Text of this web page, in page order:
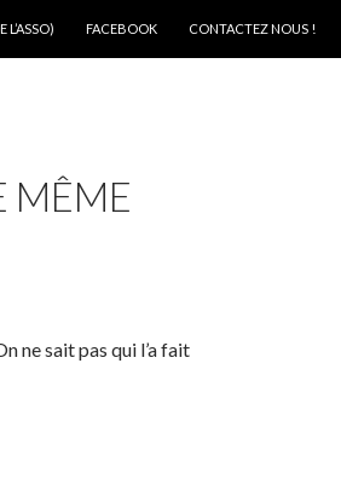
FACEBOOK CONTACTEZ NOUS !
MÊME
ne sait pas qui l’a fait